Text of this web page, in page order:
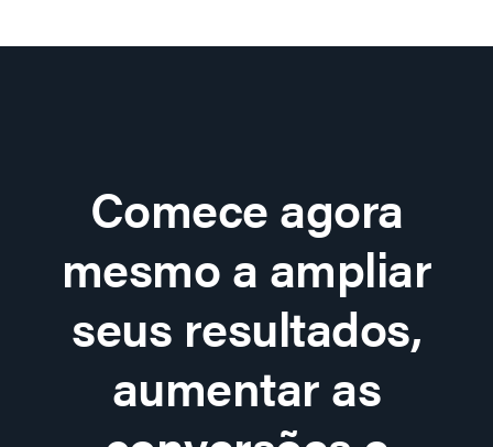
Comece agora
mesmo a ampliar
seus resultados,
aumentar as